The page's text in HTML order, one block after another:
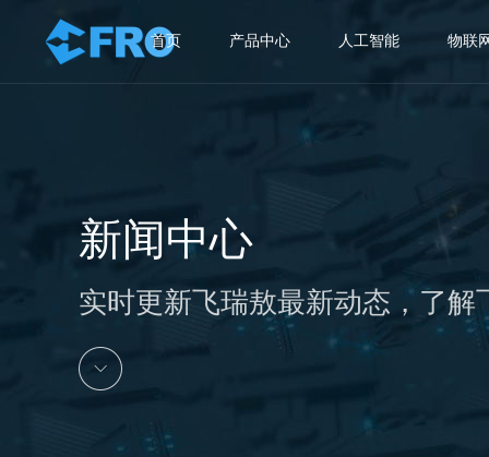
首页 产品中心 人工智能 物联
新闻中心
实时更新飞瑞敖最新动态，了解